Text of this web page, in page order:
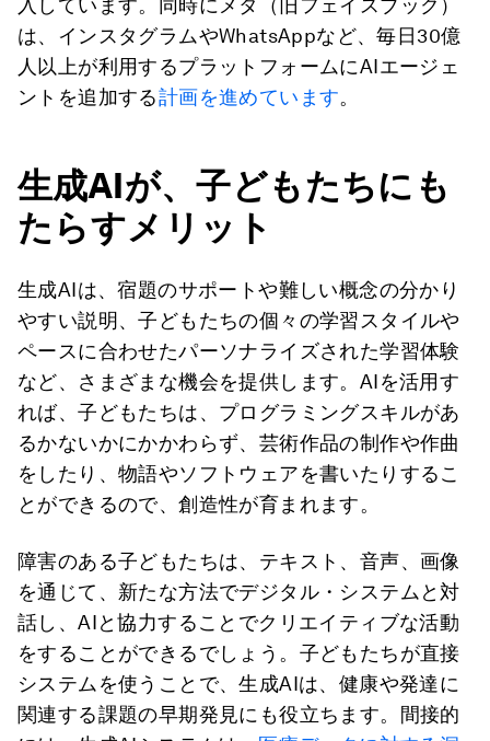
入しています。同時にメタ（旧フェイスブック）
は、インスタグラムやWhatsAppなど、毎日30億
人以上が利用するプラットフォームにAIエージェ
ントを追加する計画を進めています。
生成AIが、子どもたちにも
たらすメリット
生成AIは、宿題のサポートや難しい概念の分かり
やすい説明、子どもたちの個々の学習スタイルや
ペースに合わせたパーソナライズされた学習体験
など、さまざまな機会を提供します。AIを活用す
れば、子どもたちは、プログラミングスキルがあ
るかないかにかかわらず、芸術作品の制作や作曲
をしたり、物語やソフトウェアを書いたりするこ
とができるので、創造性が育まれます。
障害のある子どもたちは、テキスト、音声、画像
を通じて、新たな方法でデジタル・システムと対
話し、AIと協力することでクリエイティブな活動
をすることができるでしょう。子どもたちが直接
システムを使うことで、生成AIは、健康や発達に
関連する課題の早期発見にも役立ちます。間接的